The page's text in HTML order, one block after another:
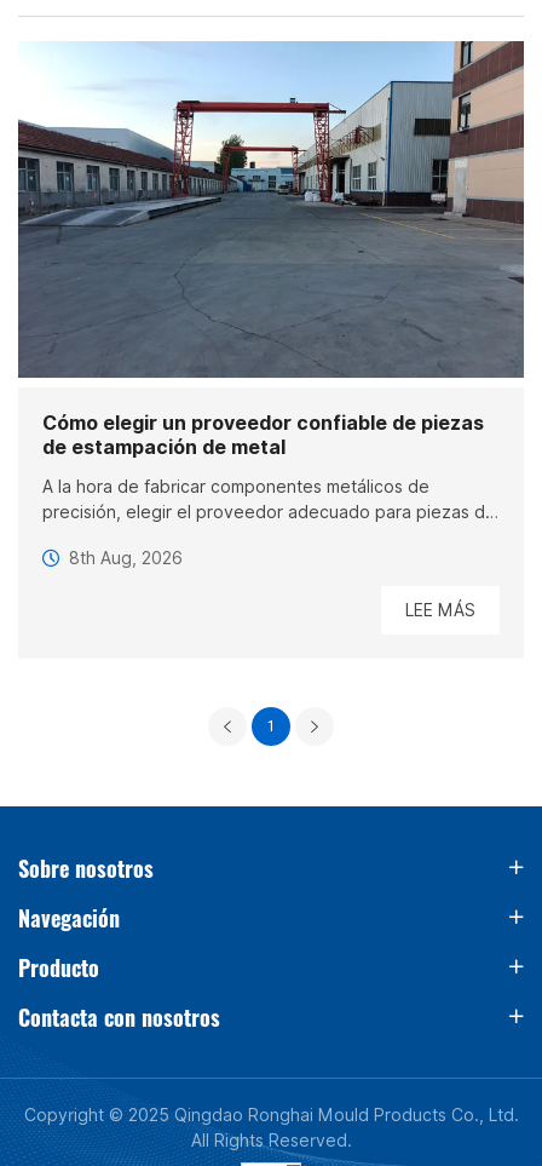
Cómo elegir un proveedor confiable de piezas
de estampación de metal
A la hora de fabricar componentes metálicos de
precisión, elegir el proveedor adecuado para piezas de
calidad del producto, el plazo de entrega y la
automotrices, electrónicas o industriales, asociarse con
8th Aug, 2026
LEE MÁS
1
Sobre nosotros
Navegación
Producto
Contacta con nosotros
Copyright © 2025 Qingdao Ronghai Mould Products Co., Ltd.
All Rights Reserved.